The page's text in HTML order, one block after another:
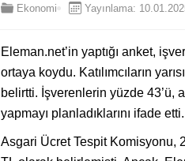
Ekonomi Yayınlama:
Eleman.net’in yaptığı anket,
ortaya koydu. Katılımcıların
belirtti. İşverenlerin yüzde 43’ü,
yapmayı planladıklarını ifade etti.
Asgari Ücret Tespit Komisyonu,